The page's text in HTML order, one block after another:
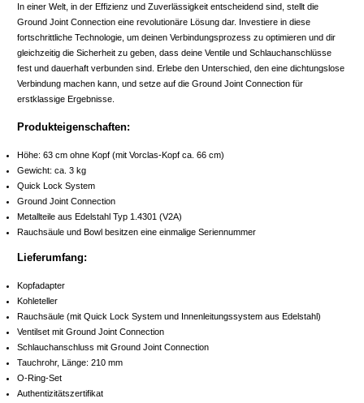
In einer Welt, in der Effizienz und Zuverlässigkeit entscheidend sind, stellt die
Ground Joint Connection eine revolutionäre Lösung dar. Investiere in diese
fortschrittliche Technologie, um deinen Verbindungsprozess zu optimieren und dir
gleichzeitig die Sicherheit zu geben, dass deine Ventile und Schlauchanschlüsse
fest und dauerhaft verbunden sind. Erlebe den Unterschied, den eine dichtungslose
Verbindung machen kann, und setze auf die Ground Joint Connection für
erstklassige Ergebnisse.
Produkteigenschaften:
Höhe: 63 cm ohne Kopf (mit Vorclas-Kopf ca. 66 cm)
Gewicht: ca. 3 kg
Quick Lock System
Ground Joint Connection
Metallteile aus Edelstahl Typ 1.4301 (V2A)
Rauchsäule und Bowl besitzen eine einmalige Seriennummer
Lieferumfang:
Kopfadapter
Kohleteller
Rauchsäule (mit Quick Lock System und Innenleitungssystem aus Edelstahl)
Ventilset mit Ground Joint Connection
Schlauchanschluss mit Ground Joint Connection
Tauchrohr, Länge: 210 mm
O-Ring-Set
Authentizitätszertifikat